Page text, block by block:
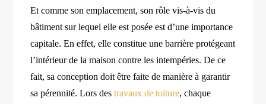
Et comme son emplacement, son rôle vis-à-vis du
bâtiment sur lequel elle est posée est d’une importance
capitale. En effet, elle constitue une barrière protégeant
l’intérieur de la maison contre les intempéries. De ce
fait, sa conception doit être faite de manière à garantir
sa pérennité. Lors des travaux de toiture, chaque